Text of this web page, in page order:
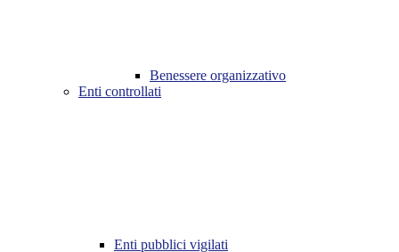
Benessere organizzativo
Enti controllati
Enti pubblici vigilati